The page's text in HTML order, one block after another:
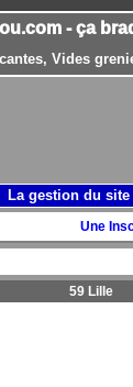
- ça
Vides
Une
59 Lille
La gestion du site